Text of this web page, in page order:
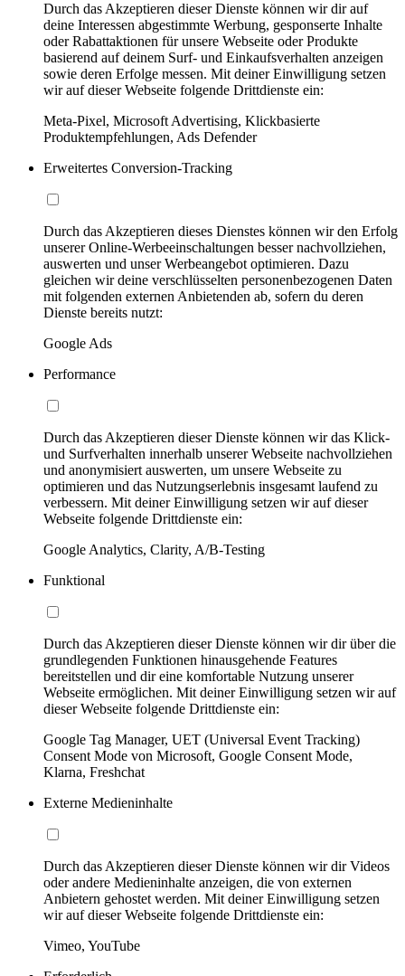
Durch das Akzeptieren dieser Dienste können wir dir auf
deine Interessen abgestimmte Werbung, gesponserte Inhalte
oder Rabattaktionen für unsere Webseite oder Produkte
basierend auf deinem Surf- und Einkaufsverhalten anzeigen
sowie deren Erfolge messen. Mit deiner Einwilligung setzen
wir auf dieser Webseite folgende Drittdienste ein:
Meta-Pixel, Microsoft Advertising, Klickbasierte
Produktempfehlungen, Ads Defender
Erweitertes Conversion-Tracking
Durch das Akzeptieren dieses Dienstes können wir den Erfolg
unserer Online-Werbeeinschaltungen besser nachvollziehen,
auswerten und unser Werbeangebot optimieren. Dazu
gleichen wir deine verschlüsselten personenbezogenen Daten
mit folgenden externen Anbietenden ab, sofern du deren
Dienste bereits nutzt:
Google Ads
Performance
Durch das Akzeptieren dieser Dienste können wir das Klick-
und Surfverhalten innerhalb unserer Webseite nachvollziehen
und anonymisiert auswerten, um unsere Webseite zu
optimieren und das Nutzungserlebnis insgesamt laufend zu
verbessern. Mit deiner Einwilligung setzen wir auf dieser
Webseite folgende Drittdienste ein:
Google Analytics, Clarity, A/B-Testing
Funktional
Durch das Akzeptieren dieser Dienste können wir dir über die
grundlegenden Funktionen hinausgehende Features
bereitstellen und dir eine komfortable Nutzung unserer
Webseite ermöglichen. Mit deiner Einwilligung setzen wir auf
dieser Webseite folgende Drittdienste ein:
Google Tag Manager, UET (Universal Event Tracking)
Consent Mode von Microsoft, Google Consent Mode,
Klarna, Freshchat
Externe Medieninhalte
Durch das Akzeptieren dieser Dienste können wir dir Videos
oder andere Medieninhalte anzeigen, die von externen
Anbietern gehostet werden. Mit deiner Einwilligung setzen
wir auf dieser Webseite folgende Drittdienste ein:
Vimeo, YouTube